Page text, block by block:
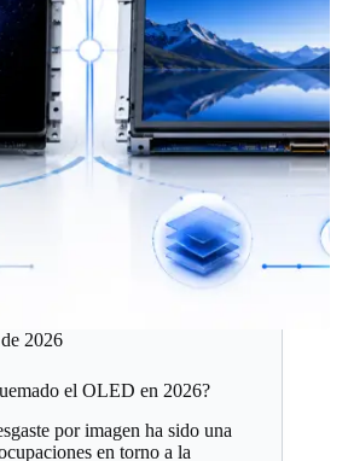
2026
el OLED en 2026?
por imagen ha sido una
en torno a la